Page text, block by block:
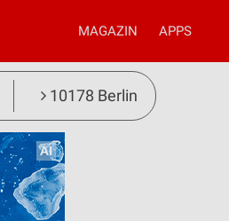
MAGAZIN APPS
10178 Berlin